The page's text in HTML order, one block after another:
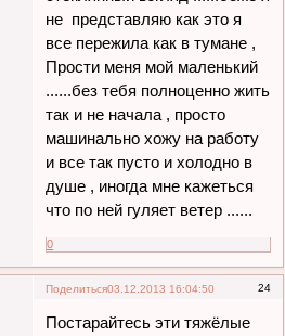
не представляю как это я
все пережила как в тумане ,
Прости меня мой маленький
......без тебя полноценно жить
так и не начала , просто
машинально хожу на работу
и все так пусто и холодно в
душе , иногда мне кажеться
что по ней гуляет ветер ......
0
Поделиться 24
03.12.2013 16:04:50
Постарайтесь эти тяжёлые